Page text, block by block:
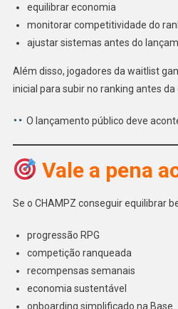
equilibrar economia
monitorar competitividade do
ajustar sistemas antes do
Além disso, jogadores da waitlist
inicial para subir no ranking antes da
O lançamento público deve
Vale a pena
Se o CHAMPZ conseguir equilibrar
progressão RPG
competição ranqueada
recompensas semanais
economia sustentável
onboarding simplificado na Base